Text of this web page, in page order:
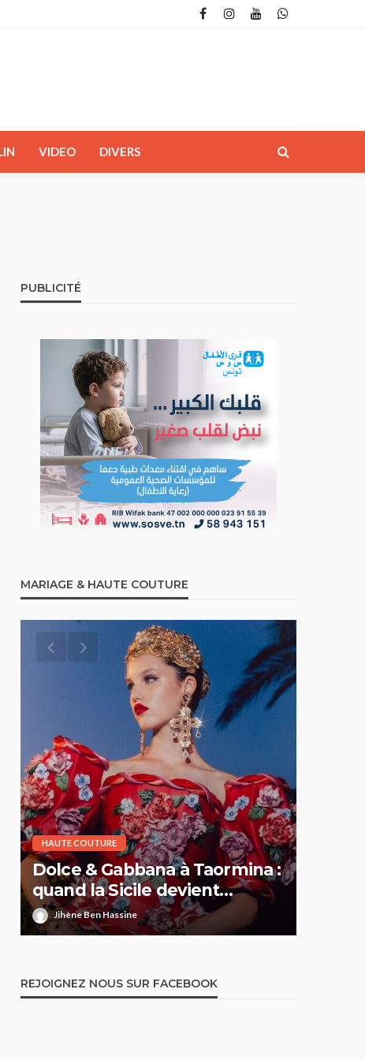
VIDEO DIVERS
PUBLICITÉ
MARIAGE & HAUTE COUTURE
HAUTE COUTURE
Dolce & Gabbana à Taormina :
quand la Sicile devient
l’Olympe
Jihène Ben Hassine
REJOIGNEZ NOUS SUR FACEBOOK